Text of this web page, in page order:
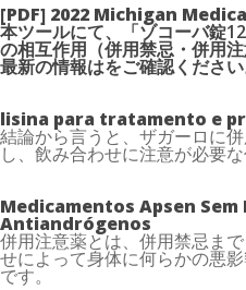
[PDF] 2022 Michigan
本ツールにて、「ゾコーバ錠
の相互作用（併用禁忌・併用注
最新の情報はをご確認ください
lisina para tratamento e
結論から言うと、ザガーロに
し、飲み合わせに注意が必要
Medicamentos Apsen Sem
Antiandrógenos
併用注意薬とは、併用禁忌ま
せによって身体に何らかの悪
です。